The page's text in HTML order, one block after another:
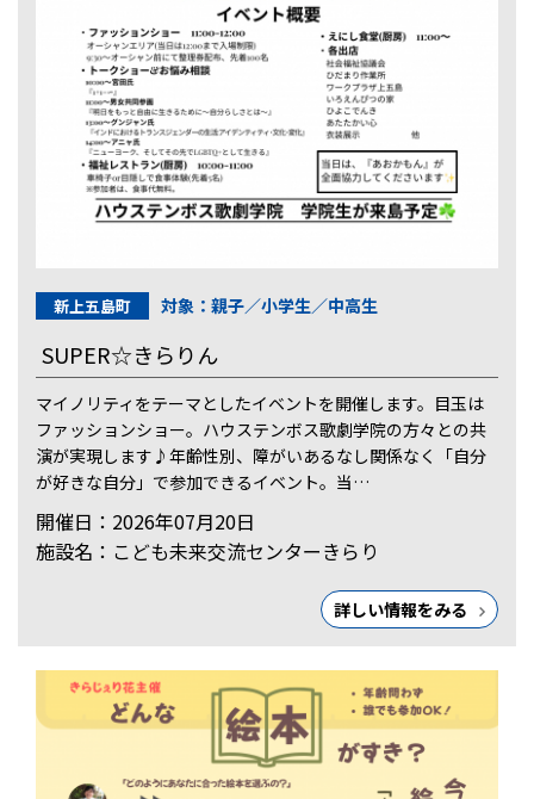
新上五島町 対象：親子／小学生／中高生
SUPER☆きらりん
マイノリティをテーマとしたイベントを開催します。目玉は
ファッションショー。ハウステンボス歌劇学院の方々との共
演が実現します♪年齢性別、障がいあるなし関係なく「自分
が好きな自分」で参加できるイベント。当…
開催日：2026年07月20日
施設名：こども未来交流センターきらり
詳しい情報をみる